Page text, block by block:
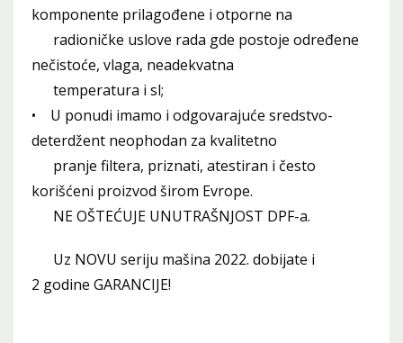
komponente prilagođene i otporne na
radioničke uslove rada gde postoje određene
nečistoće, vlaga, neadekvatna
temperatura i sl;
• U ponudi imamo i odgovarajuće sredstvo-
deterdžent neophodan za kvalitetno
pranje filtera, priznati, atestiran i često
korišćeni proizvod širom Evrope.
NE OŠTEĆUJE UNUTRAŠNJOST DPF-a.
Uz NOVU seriju mašina 2022. dobijate i
2 godine GARANCIJE!